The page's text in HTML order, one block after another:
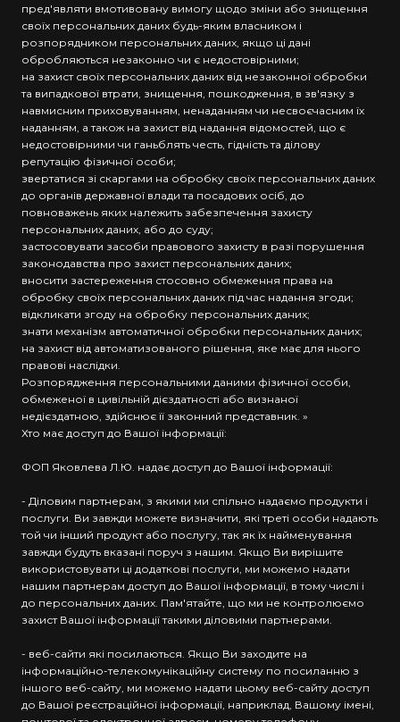
пред'являти вмотивовану вимогу щодо зміни або знищення
своїх персональних даних будь-яким власником і
розпорядником персональних даних, якщо ці дані
обробляються незаконно чи є недостовірними;
на захист своїх персональних даних від незаконної обробки
та випадкової втрати, знищення, пошкодження, в зв'язку з
навмисним приховуванням, ненаданням чи несвоєчасним їх
наданням, а також на захист від надання відомостей, що є
недостовірними чи ганьблять честь, гідність та ділову
репутацію фізичної особи;
звертатися зі скаргами на обробку своїх персональних даних
до органів державної влади та посадових осіб, до
повноважень яких належить забезпечення захисту
персональних даних, або до суду;
застосовувати засоби правового захисту в разі порушення
законодавства про захист персональних даних;
вносити застереження стосовно обмеження права на
обробку своїх персональних даних під час надання згоди;
відкликати згоду на обробку персональних даних;
знати механізм автоматичної обробки персональних даних;
на захист від автоматизованого рішення, яке має для нього
правові наслідки.
Розпорядження персональними даними фізичної особи,
обмеженої в цивільній дієздатності або визнаної
недієздатною, здійснює її законний представник. »
Хто має доступ до Вашої інформації:
ФОП Яковлева Л.Ю. надає доступ до Вашої інформації:
- Діловим партнерам, з якими ми спільно надаємо продукти і
послуги. Ви завжди можете визначити, які треті особи надають
той чи інший продукт або послугу, так як їх найменування
завжди будуть вказані поруч з нашим. Якщо Ви вирішите
використовувати ці додаткові послуги, ми можемо надати
нашим партнерам доступ до Вашої інформації, в тому числі і
до персональних даних. Пам'ятайте, що ми не контролюємо
захист Вашої інформації такими діловими партнерами.
- веб-сайти які посилаються. Якщо Ви заходите на
інформаційно-телекомунікаційну систему по посиланню з
іншого веб-сайту, ми можемо надати цьому веб-сайту доступ
до Вашої реєстраційної інформації, наприклад, Вашому імені,